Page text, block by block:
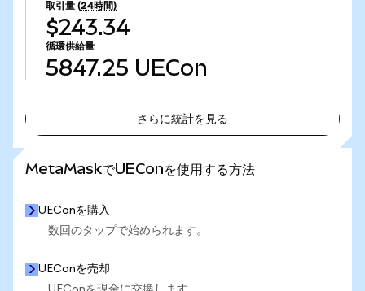
取引量 (24時間)
$243.34
循環供給量
5847.25 UECon
さらに統計を見る
MetaMaskでUEConを使用する方法
UEConを購入
数回のタップで始められます。
UEConを売却